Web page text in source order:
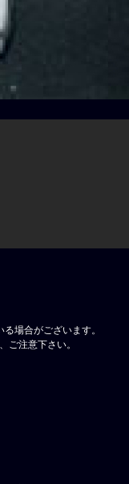
場合がございます。
ご注意下さい。